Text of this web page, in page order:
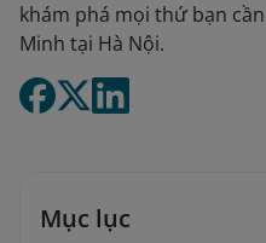
khám phá mọi thứ bạn
Minh tại Hà Nội.
Mục lục